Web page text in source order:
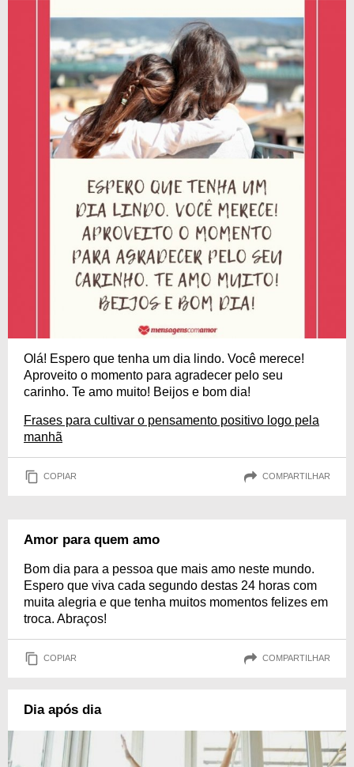
Olá! Espero que tenha um dia lindo. Você merece!
Aproveito o momento para agradecer pelo seu
carinho. Te amo muito! Beijos e bom dia!
Frases para cultivar o pensamento positivo logo pela
manhã
COPIAR COMPARTILHAR
Amor para quem amo
Bom dia para a pessoa que mais amo neste mundo.
Espero que viva cada segundo destas 24 horas com
muita alegria e que tenha muitos momentos felizes em
troca. Abraços!
COPIAR COMPARTILHAR
Dia após dia